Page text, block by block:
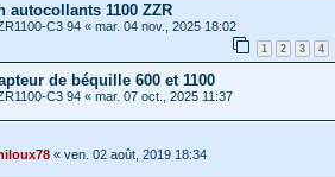
autocollants 1100 ZZR
C3 94 « mar. 04 nov., 2025 18:02
1 2 3 4
de béquille 600 et 1100
C3 94 « mar. 07 oct., 2025 11:37
« ven. 02 août, 2019 18:34